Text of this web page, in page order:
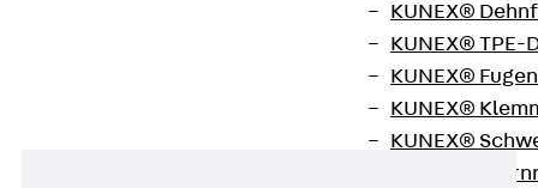
KUNEX®
KUNEX®
KUNEX®
KUNEX®
KUNEX®
KUNEX®